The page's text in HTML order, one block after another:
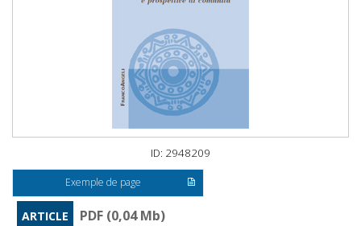
ID: 2948209
Exemple de page
ARTICLE
PDF (0,04 Mb)